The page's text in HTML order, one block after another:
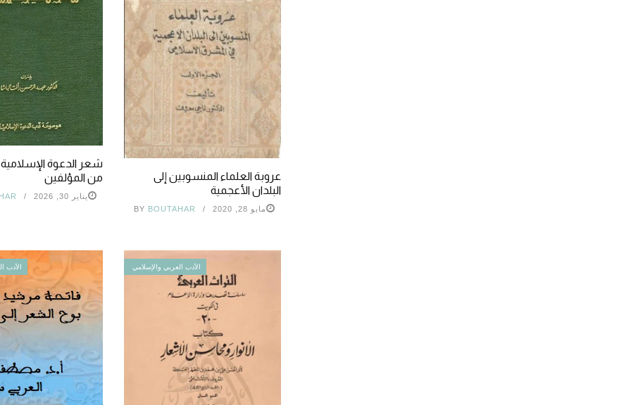
شعر الدعوة
من المؤلفين
يناير 30, 2026
عروبة العلماء المنسوبين إلى
البلدان الأعجمية
مايو 28, 2020 BY BOUTAHAR
الأدب الأدب العربي والإسلامي